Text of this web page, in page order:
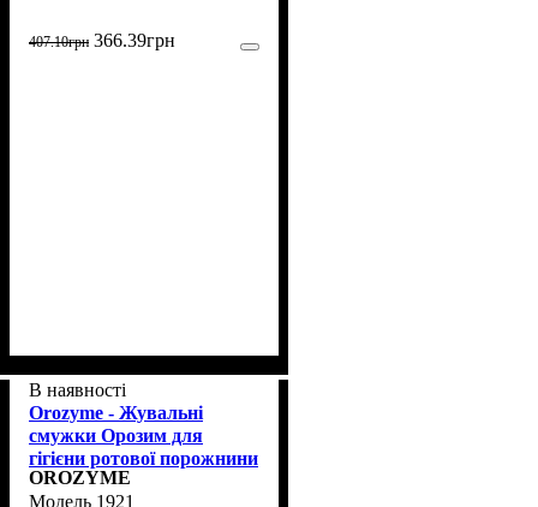
407.10грн 366.39грн
В наявності
Orozyme - Жувальні
смужки Орозим для
гігієни ротової порожнини
собак L (1921)
OROZYME
1921